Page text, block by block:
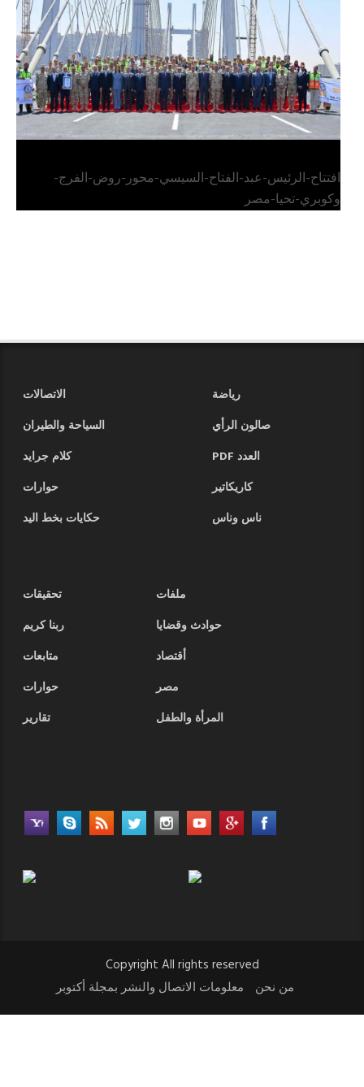
وكوبري تحيا مصر
افتتاح-الرئيس-عبد-الفتاح-السيسي-محور-روض-الفرج-
وكوبري-تحيا-مصر
رياضة
الاتصالات
صالون الرأي
السياحة والطيران
العدد PDF
كلام جرايد
كاريكاتير
حوارات
ناس وناس
حكايات بخط اليد
ملفات
تحقيقات
حوادث وقضايا
ربنا كريم
أقتصاد
متابعات
مصر
حوارات
المرأة والطفل
تقارير
Copyright All rights reserved
من نحن
معلومات الاتصال والنشر بمجلة أكتوبر